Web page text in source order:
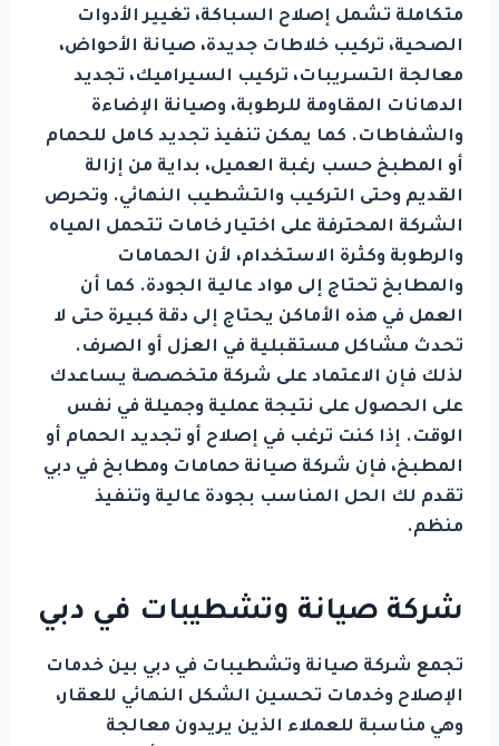
متكاملة تشمل إصلاح السباكة، تغيير الأدوات
الصحية، تركيب خلاطات جديدة، صيانة الأحواض،
معالجة التسريبات، تركيب السيراميك، تجديد
الدهانات المقاومة للرطوبة، وصيانة الإضاءة
والشفاطات. كما يمكن تنفيذ تجديد كامل للحمام
أو المطبخ حسب رغبة العميل، بداية من إزالة
القديم وحتى التركيب والتشطيب النهائي. وتحرص
الشركة المحترفة على اختيار خامات تتحمل المياه
والرطوبة وكثرة الاستخدام، لأن الحمامات
والمطابخ تحتاج إلى مواد عالية الجودة. كما أن
العمل في هذه الأماكن يحتاج إلى دقة كبيرة حتى لا
تحدث مشاكل مستقبلية في العزل أو الصرف.
لذلك فإن الاعتماد على شركة متخصصة يساعدك
على الحصول على نتيجة عملية وجميلة في نفس
الوقت. إذا كنت ترغب في إصلاح أو تجديد الحمام أو
المطبخ، فإن شركة صيانة حمامات ومطابخ في دبي
تقدم لك الحل المناسب بجودة عالية وتنفيذ
منظم.
شركة صيانة وتشطيبات في دبي
تجمع شركة صيانة وتشطيبات في دبي بين خدمات
الإصلاح وخدمات تحسين الشكل النهائي للعقار،
وهي مناسبة للعملاء الذين يريدون معالجة